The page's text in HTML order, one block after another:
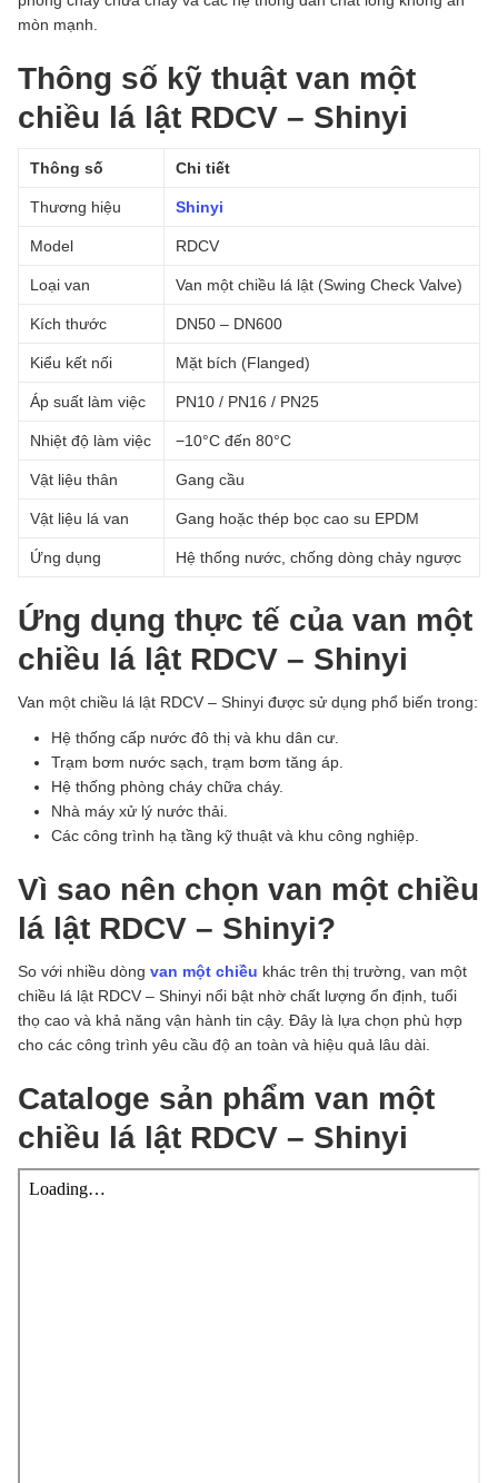
mòn mạnh.
Thông số kỹ thuật van một
chiều lá lật RDCV – Shinyi
Thông số Chi tiết
Thương hiệu Shinyi
Model RDCV
Loại van Van một chiều lá lật (Swing Check Valve)
Kích thước DN50 – DN600
Kiểu kết nối Mặt bích (Flanged)
Áp suất làm việc PN10 / PN16 / PN25
Nhiệt độ làm việc −10°C đến 80°C
Vật liệu thân Gang cầu
Vật liệu lá van Gang hoặc thép bọc cao su EPDM
Ứng dụng Hệ thống nước, chống dòng chảy ngược
Ứng dụng thực tế của van một
chiều lá lật RDCV – Shinyi
Van một chiều lá lật RDCV – Shinyi được sử dụng phổ biến trong:
Hệ thống cấp nước đô thị và khu dân cư.
Trạm bơm nước sạch, trạm bơm tăng áp.
Hệ thống phòng cháy chữa cháy.
Nhà máy xử lý nước thải.
Các công trình hạ tầng kỹ thuật và khu công nghiệp.
Vì sao nên chọn van một chiều
lá lật RDCV – Shinyi?
So với nhiều dòng van một chiều khác trên thị trường, van một
chiều lá lật RDCV – Shinyi nổi bật nhờ chất lượng ổn định, tuổi
thọ cao và khả năng vận hành tin cậy. Đây là lựa chọn phù hợp
cho các công trình yêu cầu độ an toàn và hiệu quả lâu dài.
Cataloge sản phẩm van một
chiều lá lật RDCV – Shinyi